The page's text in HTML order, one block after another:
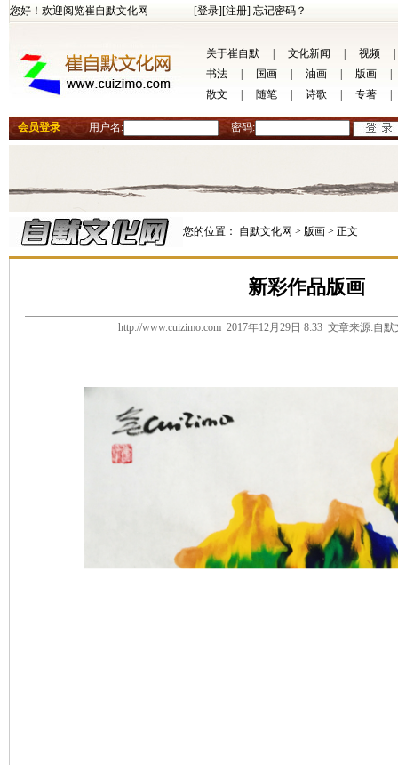
您好！欢迎阅览崔自默文化网 [登录][注册] 忘记密码？
关于崔自默 文化新闻 视频
书法
国画 油画 版画
散文
随笔 诗歌 专著
会员登录 用户名: 密码:
您的位置： 自默文化网 > 版画 > 正文
新彩作品版画
http://www.cuizimo.com 2017年12月29日 8:33 文章来源:自